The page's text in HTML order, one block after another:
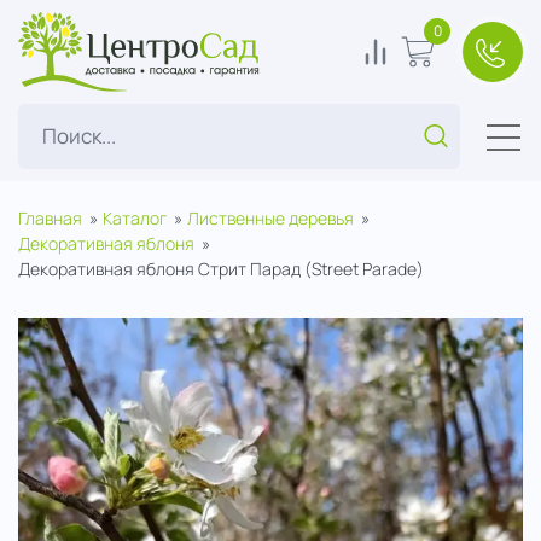
ЦентроСад
Поиск...
0 В корзину
0
Главная Каталог
Лиственные деревья
Декоративная яблоня
Декоративная яблоня Стрит Парад (Street Parade)